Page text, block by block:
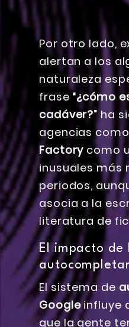
Por otro lado,
alertan a los
naturaleza
frase “¿cómo
cadáver?”ha
agencias como
Factory como
inusuales más
periodos,
asocia a la
literatura de
El impacto de
El sistema de
Googleinfluye
que la gente